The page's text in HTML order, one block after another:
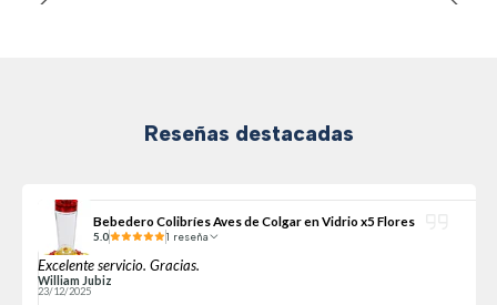
Reseñas destacadas
Bebedero Colibríes Aves de Colgar en Vidrio x5 Flores
5.0 1 reseña
Excelente servicio. Gracias.
William Jubiz
23/12/2025